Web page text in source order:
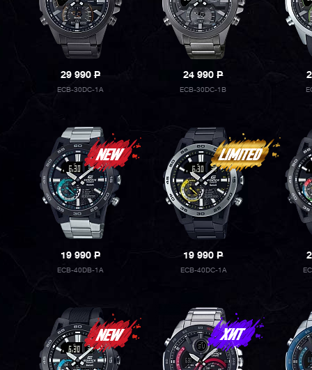
29 990P
ECB-30DC-1A
24 990P
ECB-30DC-1B
19 990P
ECB-40DB-1A
19 990P
ECB-40DC-1A